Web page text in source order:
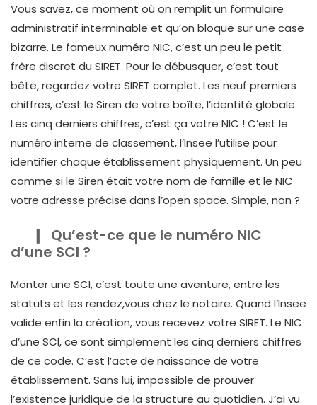
Vous savez, ce moment où on remplit un formulaire
administratif interminable et qu’on bloque sur une case
bizarre. Le fameux numéro NIC, c’est un peu le petit
frère discret du SIRET. Pour le débusquer, c’est tout
bête, regardez votre SIRET complet. Les neuf premiers
chiffres, c’est le Siren de votre boîte, l’identité globale.
Les cinq derniers chiffres, c’est ça votre NIC ! C’est le
numéro interne de classement, l’Insee l’utilise pour
identifier chaque établissement physiquement. Un peu
comme si le Siren était votre nom de famille et le NIC
votre adresse précise dans l’open space. Simple, non ?
Qu’est-ce que le numéro NIC
d’une SCI ?
Monter une SCI, c’est toute une aventure, entre les
statuts et les rendez,vous chez le notaire. Quand l’Insee
valide enfin la création, vous recevez votre SIRET. Le NIC
d’une SCI, ce sont simplement les cinq derniers chiffres
de ce code. C’est l’acte de naissance de votre
établissement. Sans lui, impossible de prouver
l’existence juridique de la structure au quotidien. J’ai vu